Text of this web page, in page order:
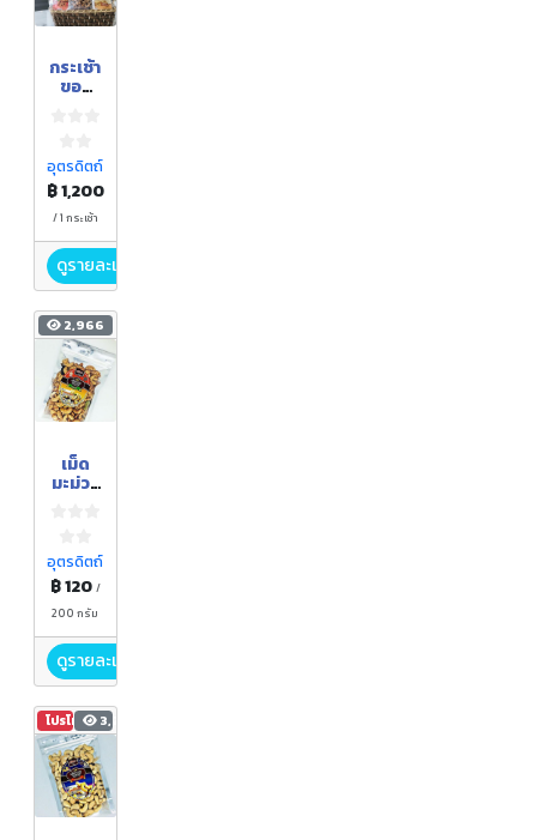
กระเช้า
ของ
หิมพาน
ต์
อุตรดิตถ์
฿ 1,200
/ 1 กระเช้า
ดูรายละเอียด
2,966
เม็ด
มะม่วง
รส
ต้มยำ
อุตรดิตถ์
฿ 120 /
200 กรัม
ดูรายละเอียด
โปรโมชัน3,270